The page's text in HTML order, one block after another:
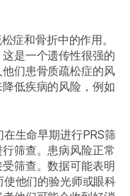
症和骨折中的作用。
是一个遗传性很强的
们患骨质疏松症的风
低疾病的风险，例如
生命早期进行PRS筛
筛查。患病风险正常
筛查。数据可能表明
他们的验光师或眼科